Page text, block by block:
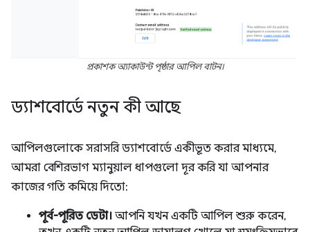
প্রকাশক অ্যাকাউন্ট পৃষ্ঠার আপিল বাটন।
ড্যাশবোর্ডে নতুন কী আছে
আপিলগুলোকে সরাসরি ড্যাশবোর্ডে একীভূত করার মাধ্যমে,
আমরা বেশিরভাগ ম্যানুয়াল ধাপগুলো দূর করি যা আপনার
কাজের গতি কমিয়ে দিতো:
পূর্ব-পূরিত ডেটা। আপনি যখন একটি আপিল শুরু করেন,